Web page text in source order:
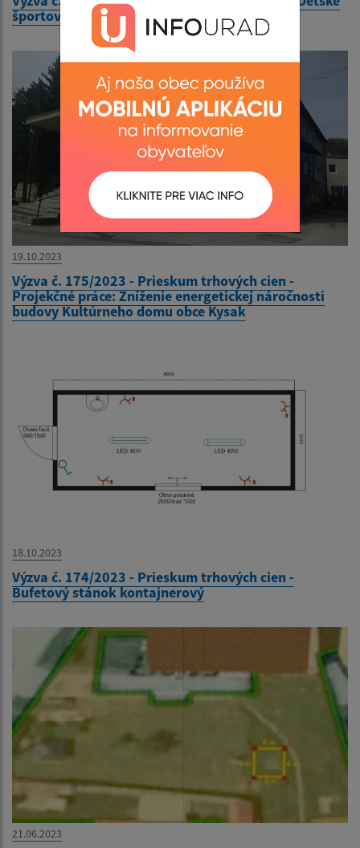
športové ihrisko v Materskej škole Kysak 210
19.10.2023
Výzva č. 175/2023 - Prieskum trhových cien -
Projekčné práce: Zníženie energetickej náročnosti
budovy Kultúrneho domu obce Kysak
18.10.2023
Výzva č. 174/2023 - Prieskum trhových cien -
Bufetový stánok kontajnerový
21.06.2023